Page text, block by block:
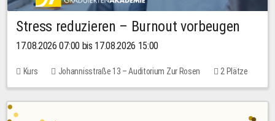
Stress reduzieren – Burnout vorbeugen
17.08.2026 07:00 bis 17.08.2026 15:00
Kurs Johannisstraße 13 – Auditorium Zur Rosen
2 Plätze
10,00 EUR